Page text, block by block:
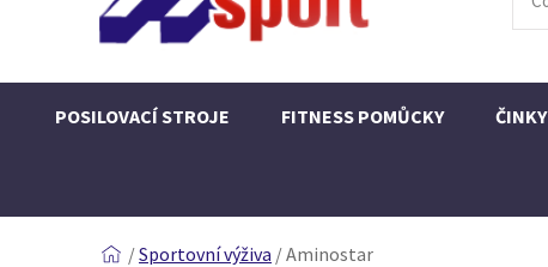
POSILOVACÍ STROJE FITNESS POMŮCKY ČINKY
/Sportovní výživa /Aminostar